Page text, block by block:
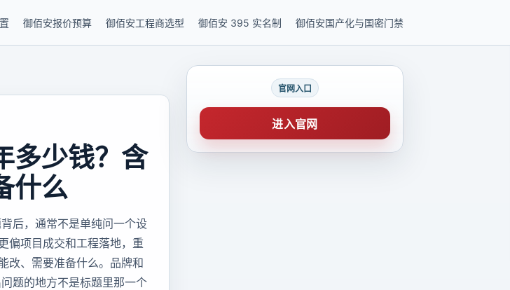
御佰安报价预算 御佰安工程商选型 御佰安 395 实名制 御佰安国产化与国密门禁
多少钱？含
什么
后，通常不是单纯问一个设
偏项目成交和工程落地，重
改、需要准备什么。品牌和
题的地方不是标题里那一个
官网入口
进入官网